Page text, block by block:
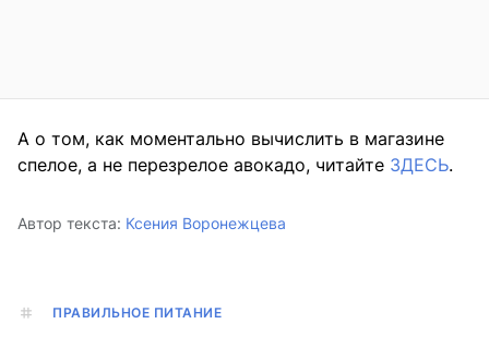
А о том, как моментально вычислить в магазине
спелое, а не перезрелое авокадо, читайте ЗДЕСЬ.
Автор текста: Ксения Воронежцева
ПРАВИЛЬНОЕ ПИТАНИЕ